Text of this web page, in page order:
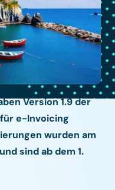
Version 1.9 der
e-Invoicing
wurden am
sind ab dem 1.